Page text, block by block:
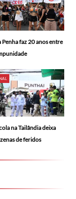
Penha faz 20 anos entre
na Tailândia deixa
de feridos